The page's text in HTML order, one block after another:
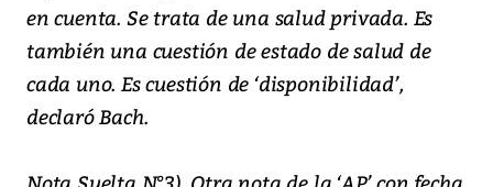
en cuenta. Se trata de una salud privada. Es
también una cuestión de estado de salud de
cada uno. Es cuestión de ‘disponibilidad’,
declaró Bach.